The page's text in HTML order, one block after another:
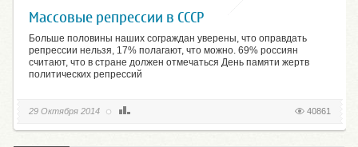
Массовые репрессии в СССР
Больше половины наших сограждан уверены, что оправдать
репрессии нельзя, 17% полагают, что можно. 69% россиян
считают, что в стране должен отмечаться День памяти жертв
политических репрессий
40861
29 Октября 2014